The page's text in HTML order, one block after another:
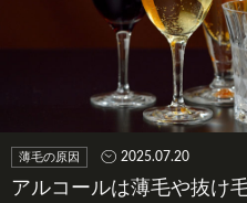
薄毛の原因 2025.07.20
アルコールは薄毛や抜け